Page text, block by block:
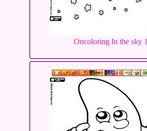
Oncoloring In the sky 1